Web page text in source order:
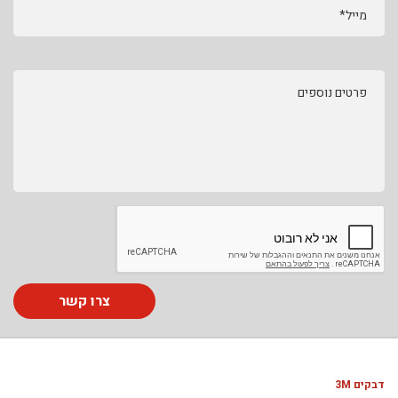
מייל*
פרטים נוספים
צרו קשר
דבקים 3M